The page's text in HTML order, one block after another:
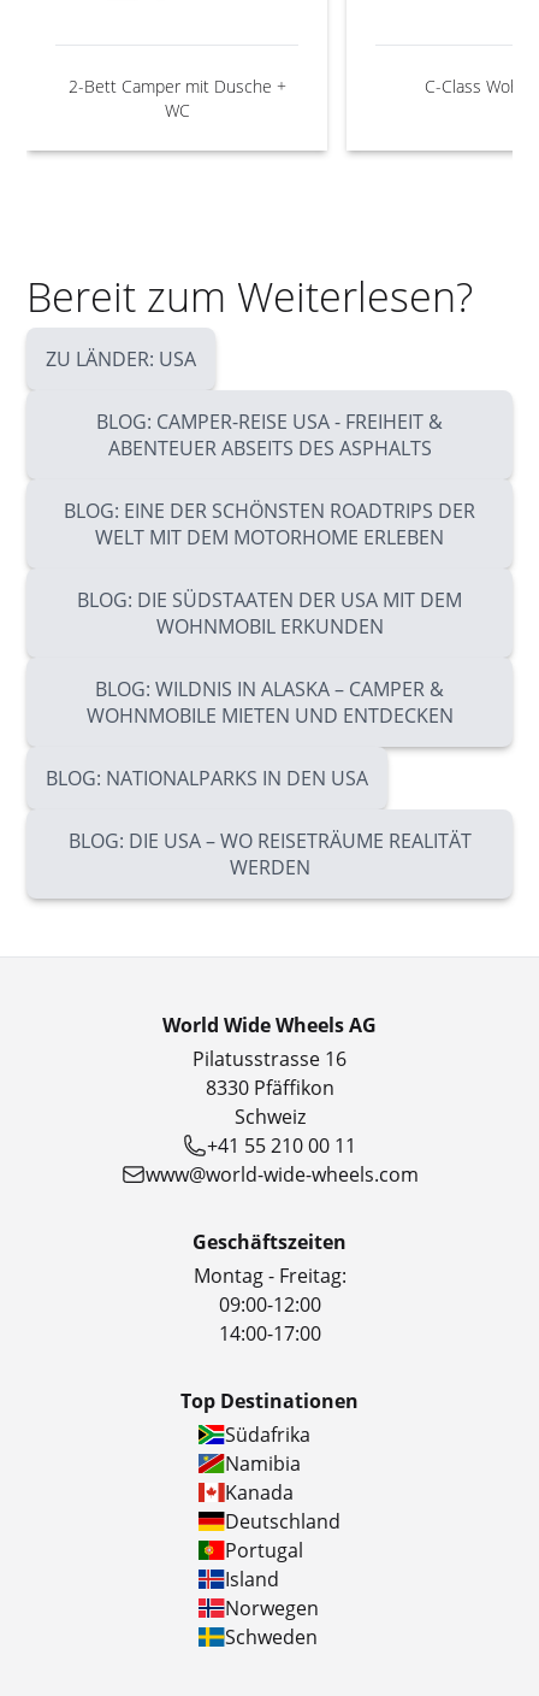
2-Bett Camper mit Dusche +
WC
C-Class
Bereit zum Weiterlesen?
ZU LÄNDER: USA
BLOG: CAMPER-REISE USA - FREIHEIT &
ABENTEUER ABSEITS DES ASPHALTS
BLOG: EINE DER SCHÖNSTEN ROADTRIPS DER
WELT MIT DEM MOTORHOME ERLEBEN
BLOG: DIE SÜDSTAATEN DER USA MIT DEM
WOHNMOBIL ERKUNDEN
BLOG: WILDNIS IN ALASKA – CAMPER &
WOHNMOBILE MIETEN UND ENTDECKEN
BLOG: NATIONALPARKS IN DEN USA
BLOG: DIE USA – WO REISETRÄUME REALITÄT
WERDEN
World Wide Wheels AG
Pilatusstrasse 16
8330 Pfäffikon
Schweiz
+41 55 210 00 11
www@world-wide-wheels.com
Geschäftszeiten
Montag - Freitag:
09:00-12:00
14:00-17:00
Top Destinationen
Südafrika
Namibia
Kanada
Deutschland
Portugal
Island
Norwegen
Schweden